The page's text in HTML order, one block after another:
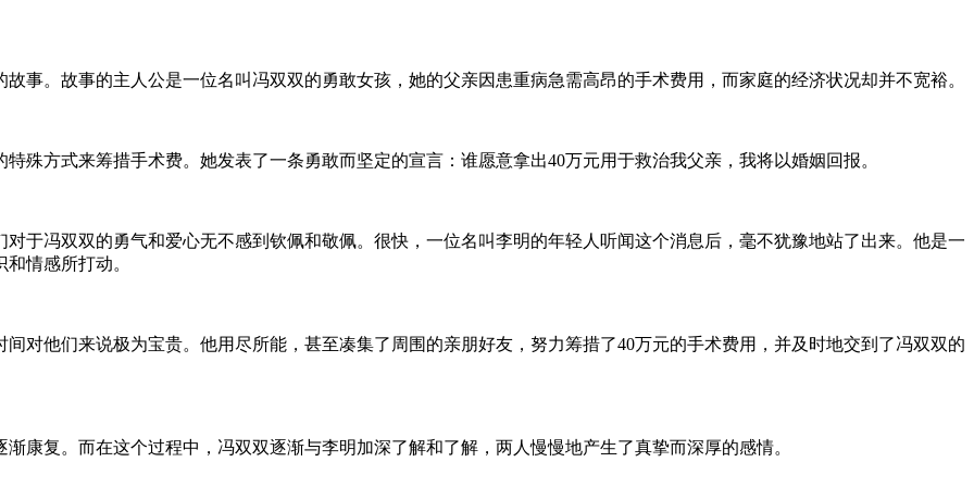
事。故事的主人公是一位名叫冯双双的勇敢女孩，她的父亲因患重病急需高昂的手术费用，而家庭的经济状况却并不宽裕。
殊方式来筹措手术费。她发表了一条勇敢而坚定的宣言：谁愿意拿出40万元用于救治我父亲，我将以婚姻回报。
于冯双双的勇气和爱心无不感到钦佩和敬佩。很快，一位名叫李明的年轻人听闻这个消息后，毫不犹豫地站了出来。他是一
情感所打动。
对他们来说极为宝贵。他用尽所能，甚至凑集了周围的亲朋好友，努力筹措了40万元的手术费用，并及时地交到了冯双双的
康复。而在这个过程中，冯双双逐渐与李明加深了解和了解，两人慢慢地产生了真挚而深厚的感情。